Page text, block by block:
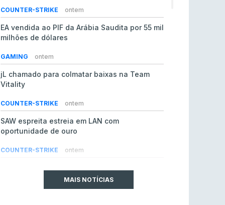
COUNTER-STRIKE ontem
EA vendida ao PIF da Arábia Saudita por 55 mil
milhões de dólares
GAMING ontem
jL chamado para colmatar baixas na Team
Vitality
COUNTER-STRIKE ontem
SAW espreita estreia em LAN com
oportunidade de ouro
COUNTER-STRIKE ontem
do Counter-Strike 2MAIS NOTÍCIAS